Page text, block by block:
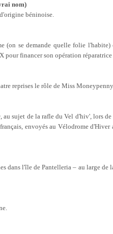
nom)
béninoise.
(on se demande quelle folie
pour financer son opération réparatrice
reprises le rôle de Miss Moneypenny
, au sujet de la rafle du Vel d'hiv', lors
envoyés au Vélodrome d'Hiver
dans l'île de Pantelleria – au large
.